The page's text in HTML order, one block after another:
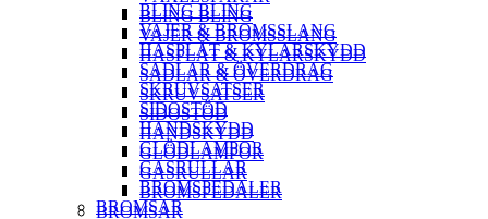
BLING BLING
VAJER & BROMSSLANG
HASPLÅT & KYLARSKYDD
SADLAR & ÖVERDRAG
SKRUVSATSER
SIDOSTÖD
HANDSKYDD
GLÖDLAMPOR
GASRULLAR
BROMSPEDALER
BROMSAR
BLING BLING
VAJER & BROMSSLANG
HASPLÅT & KYLARSKYDD
SADLAR & ÖVERDRAG
SKRUVSATSER
SIDOSTÖD
HANDSKYDD
GLÖDLAMPOR
GASRULLAR
BROMSPEDALER
BROMSAR